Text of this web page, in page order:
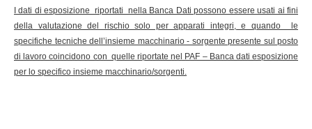
I dati di esposizione riportati nella Banca Dati possono essere usati ai fini
della valutazione del rischio solo per apparati integri, e quando le
specifiche tecniche dell’insieme macchinario - sorgente presente sul posto
di lavoro coincidono con quelle riportate nel PAF – Banca dati esposizione
per lo specifico insieme macchinario/sorgenti.